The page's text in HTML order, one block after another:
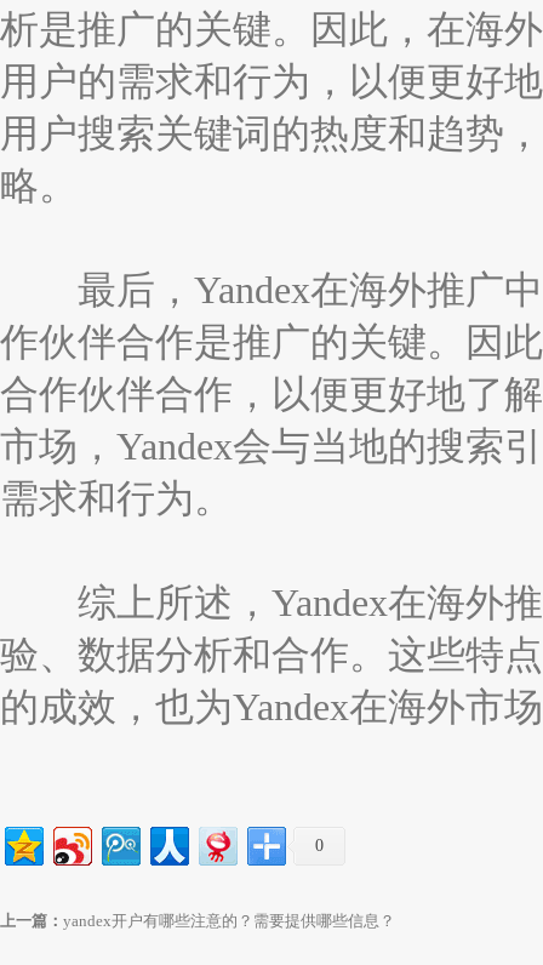
析是推广的关键。因此，在海
用户的需求和行为，以便更好
用户搜索关键词的热度和趋势
略。
最后，Yandex在海外推广中
作伙伴合作是推广的关键。因
合作伙伴合作，以便更好地了
市场，Yandex会与当地的搜索
需求和行为。
综上所述，Yandex在海外推
验、数据分析和合作。这些特
的成效，也为Yandex在海外市
0
上一篇： yandex开户有哪些注意的？需要提供哪些信息？